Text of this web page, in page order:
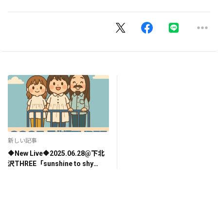
新しい記事
🔶New Live🔶2025.06.28@下北
沢THREE「sunshine to shy